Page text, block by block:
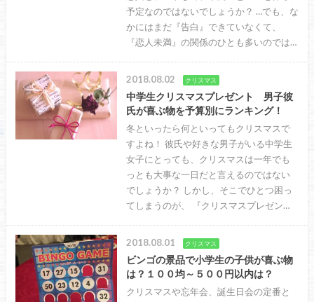
予定なのではないでしょうか？ …でも、な
かにはまだ『告白』できていなくて、
『恋人未満』の関係のひとも多いのでは…
2018.08.02 クリスマス
中学生クリスマスプレゼント 男子彼
氏が喜ぶ物を予算別にランキング！
冬といったら何といってもクリスマスで
すよね！ 彼氏や好きな男子がいる中学生
女子にとっても、クリスマスは一年でも
っとも大事な一日だと言えるのではない
でしょうか？ しかし、そこでひとつ困っ
てしまうのが、 『クリスマスプレゼン…
2018.08.01 クリスマス
ビンゴの景品で小学生の子供が喜ぶ物
は？１００均～５００円以内は？
クリスマスや忘年会、誕生日会の定番と